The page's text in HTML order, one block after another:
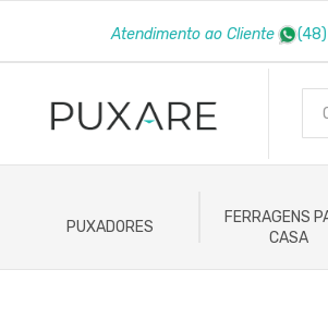
Atendimento ao Cliente
PUXADORES
FERRAGENS
CASA